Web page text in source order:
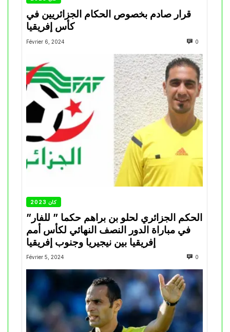
قرار صادم بخصوص الحكام الجزائريين في
كأس إفريقيا
Février 6, 2024 0
كان 2023
الحكم الجزائري لحلو بن براهم حكما ” للفار”
في مباراة الدور النصف النهائي لكأس أمم
إفريقيا بين نيجيريا وجنوب إفريقيا
Février 5, 2024 0